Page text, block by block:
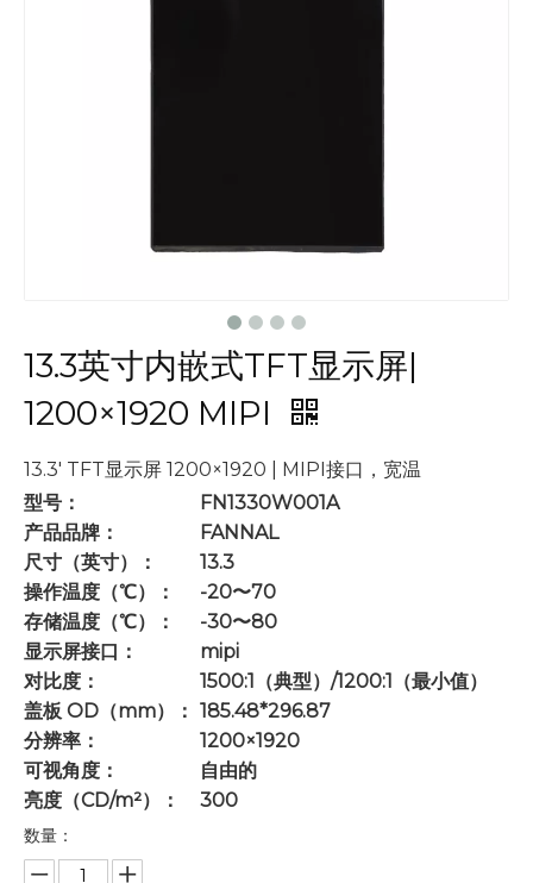
13.3英寸内嵌式TFT显示屏|
1200×1920 MIPI
13.3' TFT显示屏 1200×1920 | MIPI接口，宽温
型号：
FN1330W001A
产品品牌：
FANNAL
尺寸（英寸）：
13.3
操作温度（℃）：
-20〜70
存储温度（℃）：
-30〜80
显示屏接口：
mipi
对比度：
1500:1（典型）/1200:1（最小值）
盖板 OD（mm）： 185.48*296.87
分辨率：
1200×1920
可视角度：
自由的
亮度（CD/m²）：
300
数量：